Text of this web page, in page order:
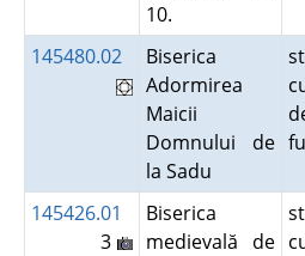
10.
145480.02
Biserica
Adormirea
Maicii
Domnului de
la Sadu
145426.01
3
Biserica
medievală de